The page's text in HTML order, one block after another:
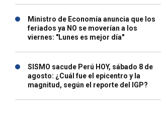
Ministro de Economía anuncia que los
feriados ya NO se moverían a los
viernes: "Lunes es mejor día"
SISMO sacude Perú HOY, sábado 8 de
agosto: ¿Cuál fue el epicentro y la
magnitud, según el reporte del IGP?